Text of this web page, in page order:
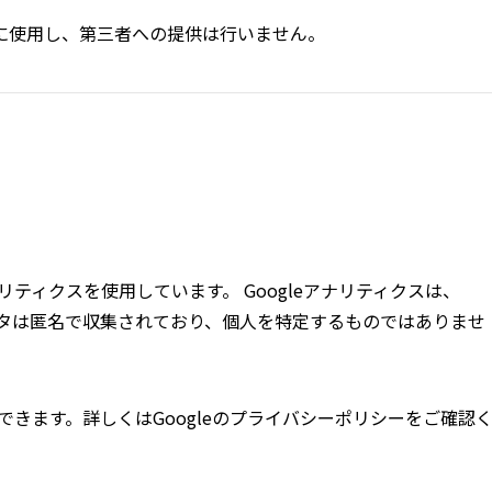
用し、第三者への提供は行いません。
ィクスを使用しています。 Googleアナリティクスは、
匿名で収集されており、個人を特定するものではありませ
ます。詳しくはGoogleのプライバシーポリシーをご確認く